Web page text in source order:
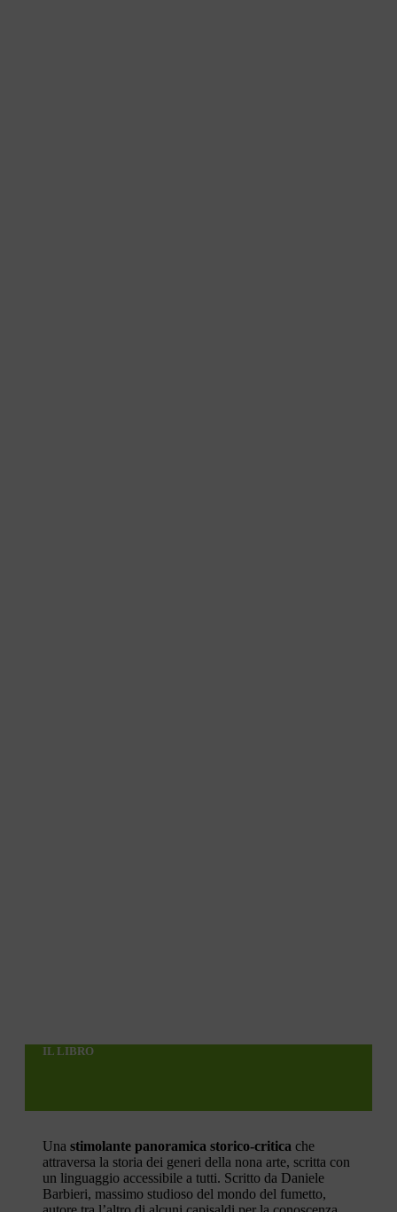
IL LIBRO
Una stimolante panoramica storico-critica che
attraversa la storia dei generi della nona arte, scritta con
un linguaggio accessibile a tutti. Scritto da Daniele
Barbieri, massimo studioso del mondo del fumetto,